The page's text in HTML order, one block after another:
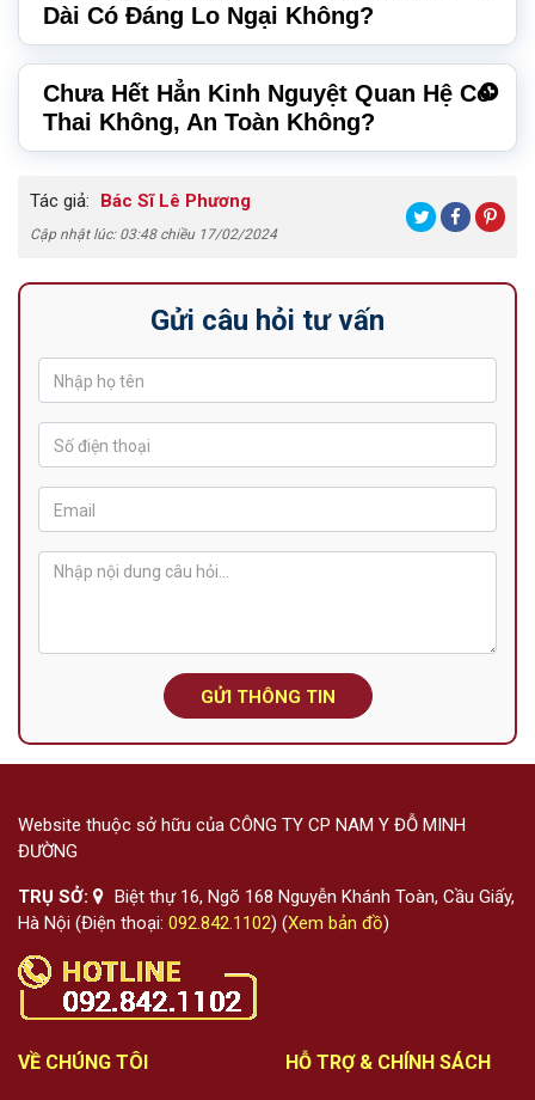
Dài Có Đáng Lo Ngại Không?
Chưa Hết Hẳn Kinh Nguyệt Quan Hệ Có
Thai Không, An Toàn Không?
Tác giả: Bác Sĩ Lê Phương
Cập nhật lúc: 03:48 chiều 17/02/2024
Gửi câu hỏi tư vấn
GỬI THÔNG TIN
Website thuộc sở hữu của CÔNG TY CP NAM Y ĐỖ MINH
ĐƯỜNG
TRỤ SỞ:
Biệt thự 16, Ngõ 168 Nguyễn Khánh Toàn, Cầu Giấy,
Hà Nội (Điện thoại: 092.842.1102) (Xem bản đồ)
VỀ CHÚNG TÔI HỖ TRỢ & CHÍNH SÁCH